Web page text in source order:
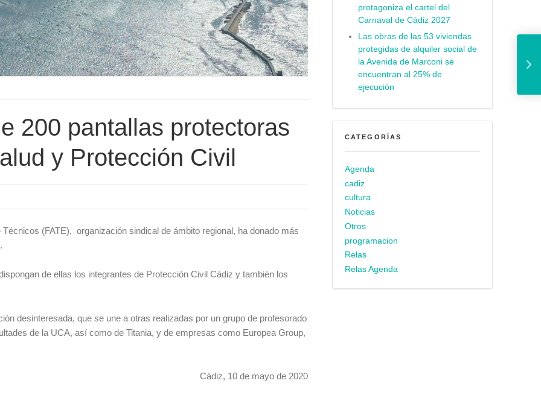
200 pantallas protectoras
y Protección Civil
Técnicos (FATE), organización sindical de ámbito regional, ha donado más
de ellas los integrantes de Protección Civil Cádiz y también los
desinteresada, que se une a otras realizadas por un grupo de profesorado
de la UCA, así como de Titania, y de empresas como Europea Group,
Cádiz, 10 de mayo de 2020
protagoniza el cartel del
Carnaval de Cádiz 2027
Las obras de las 53 viviendas
protegidas de alquiler social de
la Avenida de Marconi se
encuentran al 25% de
ejecución
CATEGORÍAS
Agenda
cadiz
cultura
Noticias
Otros
programacion
Relas
Relas Agenda